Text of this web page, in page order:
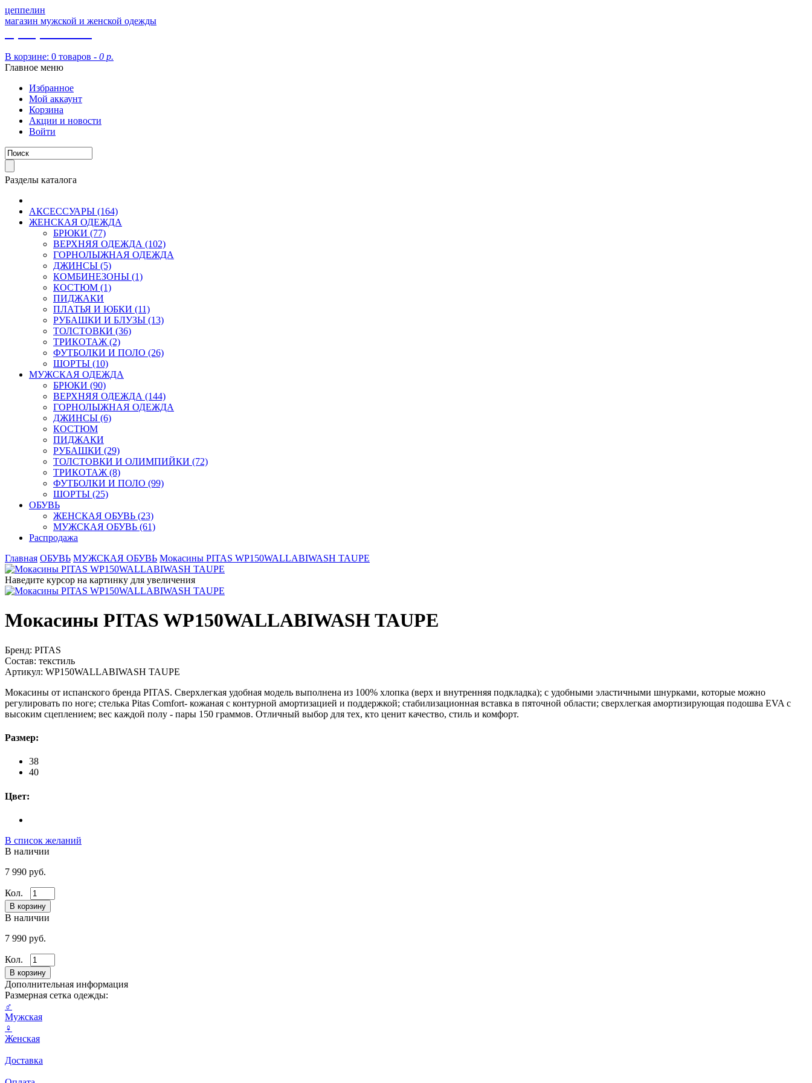
цеппелин
магазин мужской и женской одежды
В корзине: 0 товаров - 0 р.
Главное меню
Избранное
Мой аккаунт
Корзина
Акции и новости
Войти
Разделы каталога
АКСЕССУАРЫ (164)
ЖЕНСКАЯ ОДЕЖДА
БРЮКИ (77)
ВЕРХНЯЯ ОДЕЖДА (102)
ГОРНОЛЫЖНАЯ ОДЕЖДА
ДЖИНСЫ (5)
КОМБИНЕЗОНЫ (1)
КОСТЮМ (1)
ПИДЖАКИ
ПЛАТЬЯ И ЮБКИ (11)
РУБАШКИ И БЛУЗЫ (13)
ТОЛСТОВКИ (36)
ТРИКОТАЖ (2)
ФУТБОЛКИ И ПОЛО (26)
ШОРТЫ (10)
МУЖСКАЯ ОДЕЖДА
БРЮКИ (90)
ВЕРХНЯЯ ОДЕЖДА (144)
ГОРНОЛЫЖНАЯ ОДЕЖДА
ДЖИНСЫ (6)
КОСТЮМ
ПИДЖАКИ
РУБАШКИ (29)
ТОЛСТОВКИ И ОЛИМПИЙКИ (72)
ТРИКОТАЖ (8)
ФУТБОЛКИ И ПОЛО (99)
ШОРТЫ (25)
ОБУВЬ
ЖЕНСКАЯ ОБУВЬ (23)
МУЖСКАЯ ОБУВЬ (61)
Распродажа
Главная ОБУВЬ МУЖСКАЯ ОБУВЬ Мокасины PITAS WP150WALLABIWASH TAUPE
Наведите курсор на картинку для увеличения
Мокасины PITAS WP150WALLABIWASH TAUPE
Бренд: PITAS
Состав: текстиль
Артикул: WP150WALLABIWASH TAUPE
Мокасины от испанского бренда PITAS. Сверхлегкая удобная модель выполнена из 100% хлопка (верх и внутренняя подкладка); с удобными эластичными шнурками, которые можно
регулировать по ноге; стелька Pitas Comfort- кожаная с контурной амортизацией и поддержкой; стабилизационная вставка в пяточной области; сверхлегкая амортизирующая подошва EVA с
высоким сцеплением; вес каждой полу - пары 150 граммов. Отличный выбор для тех, кто ценит качество, стиль и комфорт.
Размер:
38
40
Цвет:
В список желаний
В наличии
7 990 руб.
Кол.
В наличии
7 990 руб.
Кол.
Дополнительная информация
Размерная сетка одежды:
♂
Мужская
♀
Женская
Доставка